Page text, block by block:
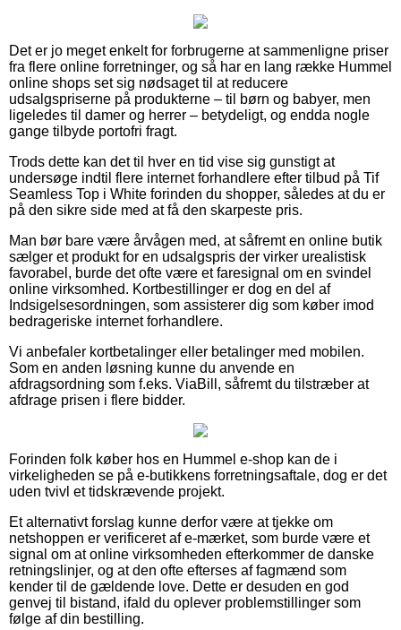
Det er jo meget enkelt for forbrugerne at sammenligne priser
fra flere online forretninger, og så har en lang række Hummel
online shops set sig nødsaget til at reducere
udsalgspriserne på produkterne – til børn og babyer, men
ligeledes til damer og herrer – betydeligt, og endda nogle
gange tilbyde portofri fragt.
Trods dette kan det til hver en tid vise sig gunstigt at
undersøge indtil flere internet forhandlere efter tilbud på Tif
Seamless Top i White forinden du shopper, således at du er
på den sikre side med at få den skarpeste pris.
Man bør bare være årvågen med, at såfremt en online butik
sælger et produkt for en udsalgspris der virker urealistisk
favorabel, burde det ofte være et faresignal om en svindel
online virksomhed. Kortbestillinger er dog en del af
Indsigelsesordningen, som assisterer dig som køber imod
bedrageriske internet forhandlere.
Vi anbefaler kortbetalinger eller betalinger med mobilen.
Som en anden løsning kunne du anvende en
afdragsordning som f.eks. ViaBill, såfremt du tilstræber at
afdrage prisen i flere bidder.
Forinden folk køber hos en Hummel e-shop kan de i
virkeligheden se på e-butikkens forretningsaftale, dog er det
uden tvivl et tidskrævende projekt.
Et alternativt forslag kunne derfor være at tjekke om
netshoppen er verificeret af e-mærket, som burde være et
signal om at online virksomheden efterkommer de danske
retningslinjer, og at den ofte efterses af fagmænd som
kender til de gældende love. Dette er desuden en god
genvej til bistand, ifald du oplever problemstillinger som
følge af din bestilling.